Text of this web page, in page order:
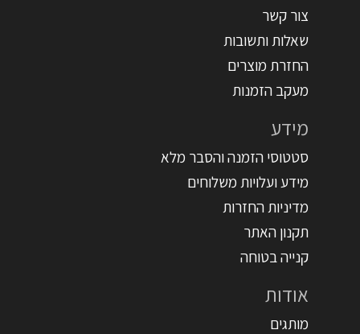
צור קשר
שאלות ותשובות
החזרת מוצרים
מעקב הזמנות
מידע
סטטוסי הזמנה והסבר מלא
מידע ועלויות משלוחים
מדיניות החזרות
תקנון האתר
קנייה בטוחה
אודות
מותגים